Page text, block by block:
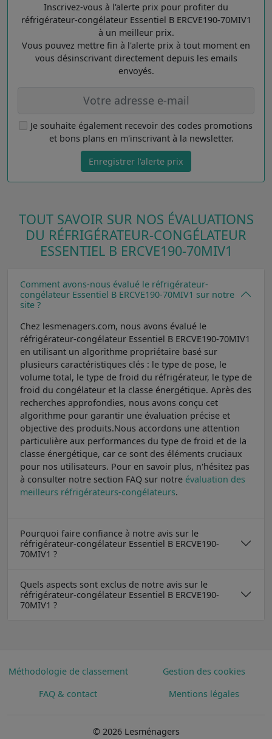
Inscrivez-vous à l'alerte prix pour profiter du
réfrigérateur-congélateur Essentiel B ERCVE190-70MIV1
à un meilleur prix.
Vous pouvez mettre fin à l'alerte prix à tout moment en
vous désinscrivant directement depuis les emails
envoyés.
Je souhaite également recevoir des codes promotions
et bons plans en m'inscrivant à la newsletter.
Enregistrer l'alerte prix
TOUT SAVOIR SUR NOS ÉVALUATIONS
DU RÉFRIGÉRATEUR-CONGÉLATEUR
ESSENTIEL B ERCVE190-70MIV1
Comment avons-nous évalué le réfrigérateur-
congélateur Essentiel B ERCVE190-70MIV1 sur notre
site ?
Chez lesmenagers.com, nous avons évalué le
réfrigérateur-congélateur Essentiel B ERCVE190-70MIV1
en utilisant un algorithme propriétaire basé sur
plusieurs caractéristiques clés : le type de pose, le
volume total, le type de froid du réfrigérateur, le type de
froid du congélateur et la classe énergétique. Après des
recherches approfondies, nous avons conçu cet
algorithme pour garantir une évaluation précise et
objective des produits.Nous accordons une attention
particulière aux performances du type de froid et de la
classe énergétique, car ce sont des éléments cruciaux
pour nos utilisateurs. Pour en savoir plus, n'hésitez pas
à consulter notre section FAQ sur notre évaluation des
meilleurs réfrigérateurs-congélateurs.
Pourquoi faire confiance à notre avis sur le
réfrigérateur-congélateur Essentiel B ERCVE190-
70MIV1 ?
Quels aspects sont exclus de notre avis sur le
réfrigérateur-congélateur Essentiel B ERCVE190-
70MIV1 ?
Méthodologie de classement
Gestion des cookies
FAQ & contact
Mentions légales
© 2026 Lesménagers